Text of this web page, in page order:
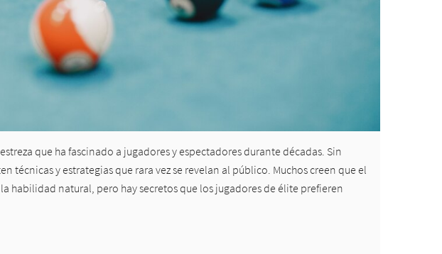
que ha fascinado a jugadores y espectadores durante décadas. Sin
técnicas y estrategias que rara vez se revelan al público. Muchos creen que el
habilidad natural, pero hay secretos que los jugadores de élite prefieren